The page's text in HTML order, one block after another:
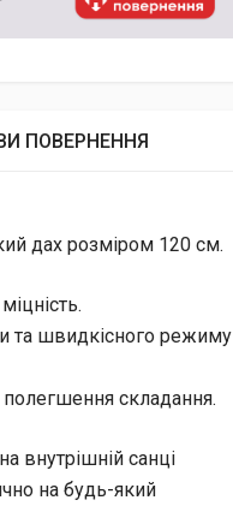
ПОВЕРНЕННЯ
дах розміром 120 см.
та швидкісного режиму
складання.
внутрішній санці
на будь-який